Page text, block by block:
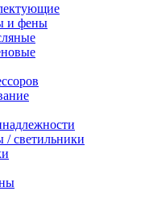
и фены
светильники